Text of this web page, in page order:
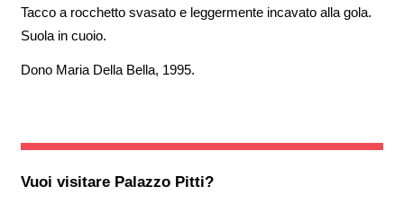
Tacco a rocchetto svasato e leggermente incavato alla gola.
Suola in cuoio.
Dono Maria Della Bella, 1995.
Vuoi visitare Palazzo Pitti?